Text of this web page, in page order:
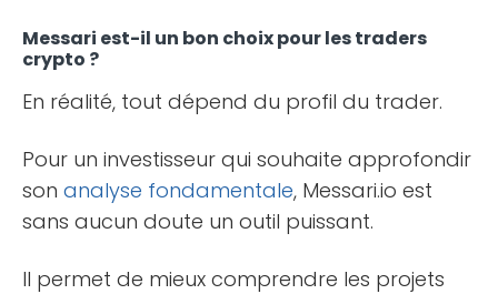
Messari est-il un bon choix pour les traders
crypto ?
En réalité, tout dépend du profil du trader.
Pour un investisseur qui souhaite approfondir
son analyse fondamentale, Messari.io est
sans aucun doute un outil puissant.
Il permet de mieux comprendre les projets